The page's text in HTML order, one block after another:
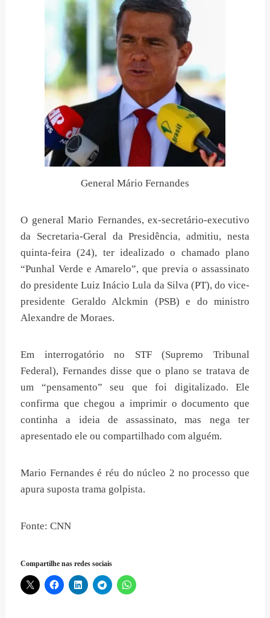
General Mário Fernandes
O general Mario Fernandes, ex-secretário-executivo
da Secretaria-Geral da Presidência, admitiu, nesta
quinta-feira (24), ter idealizado o chamado plano
“Punhal Verde e Amarelo”, que previa o assassinato
do presidente Luiz Inácio Lula da Silva (PT), do vice-
presidente Geraldo Alckmin (PSB) e do ministro
Alexandre de Moraes.
Em interrogatório no STF (Supremo Tribunal
Federal), Fernandes disse que o plano se tratava de
um “pensamento” seu que foi digitalizado. Ele
confirma que chegou a imprimir o documento que
continha a ideia de assassinato, mas nega ter
apresentado ele ou compartilhado com alguém.
Mario Fernandes é réu do núcleo 2 no processo que
apura suposta trama golpista.
Fonte: CNN
Compartilhe nas redes sociais